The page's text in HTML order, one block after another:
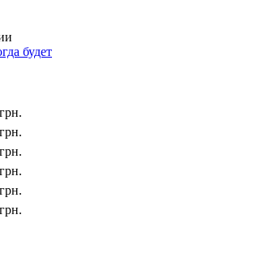
будет